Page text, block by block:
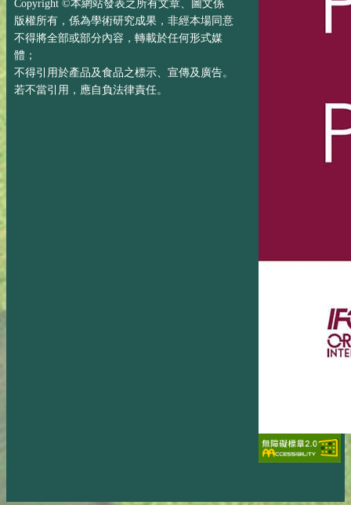
Copyright ©本網站發表之所有文章、圖文係
版權所有，係為學術研究成果，非經本場同意
不得將全部或部分內容，轉載於任何形式媒
體；
不得引用於產品及食品之標示、宣傳及廣告。
若不當引用，應自負法律責任。